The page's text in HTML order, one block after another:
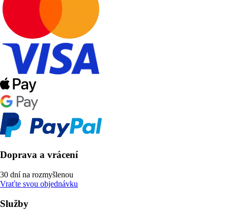
Doprava a vrácení
30 dní na rozmyšlenou
Vraťte svou objednávku
Služby